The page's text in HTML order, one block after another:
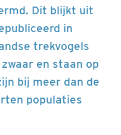
Dit blijkt uit
in
trekvogels
en staan op
bij meer dan de
populaties